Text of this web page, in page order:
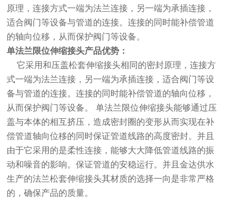
原理，连接方式一端为法兰连接，另一端为承插连接，
适合阀门等设备与管道的连接。连接的同时能补偿管道
的轴向位移，从而保护阀门等设备。
单法兰限位伸缩接头产品优势：
它采用和压盖松套伸缩接头相同的密封原理，连接方
式一端为法兰连接，另一端为承插连接，适合阀门等设
备与管道的连接。连接的同时能补偿管道的轴向位移，
从而保护阀门等设备。 单法兰限位伸缩接头能够通过压
盖与本体的相互挤压，造成密封圈的变形从而实现在补
偿管道轴向位移的同时保证管道线路的高度密封。并且
由于它采用的是柔性连接，能够大大降低管道线路的振
动和噪音的影响。保证管道的安稳运行。并且金达供水
生产的法兰松套伸缩接头其材质的选择一向是非常严格
的，确保产品的质量。